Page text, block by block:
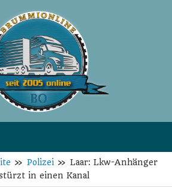
B
r
u
m
m
Das
Portal
für
Transport
und
Polizei
Laar: Lkw-Anhänger
in einen Kanal